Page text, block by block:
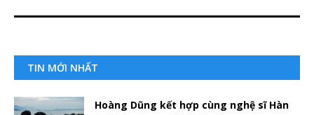
TIN MỚI NHẤT
Hoàng Dũng kết hợp cùng nghệ sĩ Hàn